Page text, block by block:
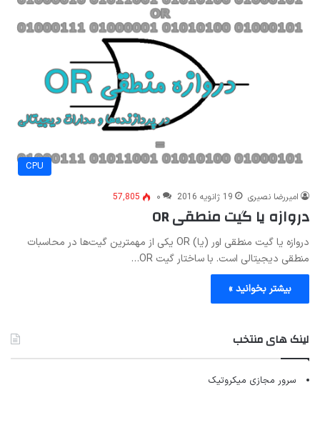
CPU
امیررضا نصیری 19 ژانویه 2016 ۰ 57,805
دروازه یا گیت منطقی OR
دروازه یا گیت منطقی اور (یا) OR یکی از مهمترین گیت‌ها در محاسبات
منطقی دیجیتالی است. با ساختار گیت OR…
بیشتر بخوانید »
لینک های منتخب
سرور مجازی میکروتیک